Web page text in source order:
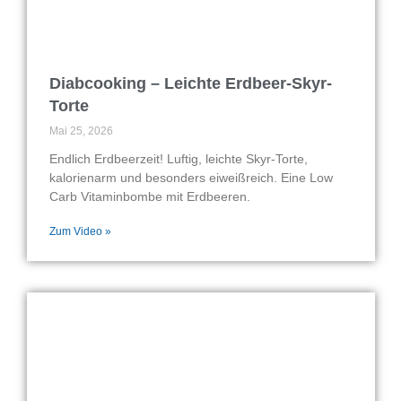
Diabcooking – Leichte Erdbeer-Skyr-
Torte
Mai 25, 2026
Endlich Erdbeerzeit! Luftig, leichte Skyr-Torte,
kalorienarm und besonders eiweißreich. Eine Low
Carb Vitaminbombe mit Erdbeeren.
Zum Video »